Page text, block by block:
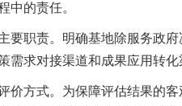
中的责任。
要职责。明确基地除服务政
需求对接渠道和成果应用转
价方式。为保障评估结果的